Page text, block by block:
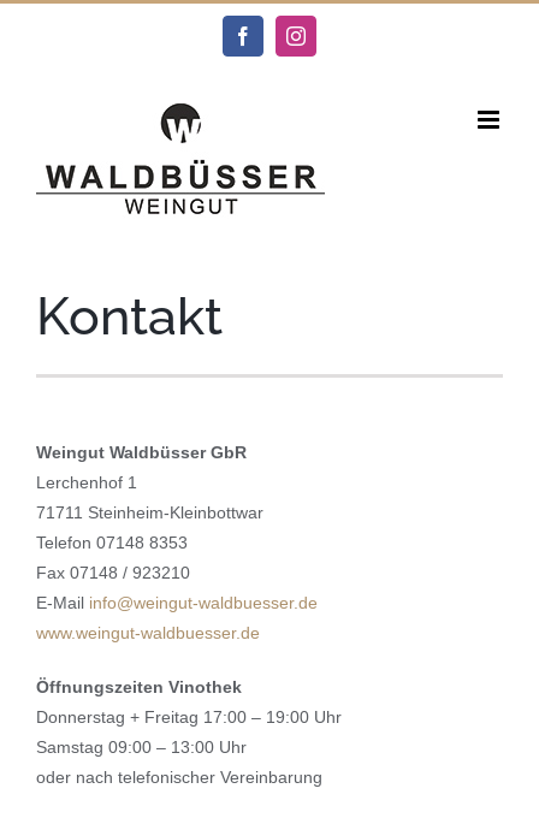
FacebookInstagram
Kontakt
Weingut Waldbüsser GbR
Lerchenhof 1
71711 Steinheim-Kleinbottwar
Telefon 07148 8353
Fax 07148 / 923210
E-Mail info@weingut-waldbuesser.de
www.weingut-waldbuesser.de
Öffnungszeiten Vinothek
Donnerstag + Freitag 17:00 – 19:00 Uhr
Samstag 09:00 – 13:00 Uhr
oder nach telefonischer Vereinbarung